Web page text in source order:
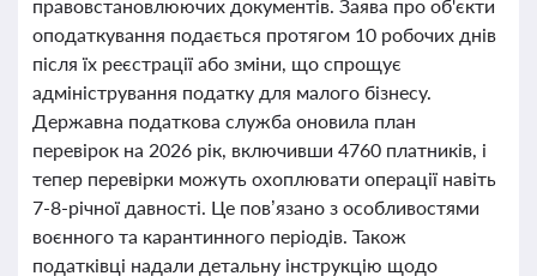
правовстановлюючих документів. Заява про об'єкти
оподаткування подається протягом 10 робочих днів
після їх реєстрації або зміни, що спрощує
адміністрування податку для малого бізнесу.
Державна податкова служба оновила план
перевірок на 2026 рік, включивши 4760 платників, і
тепер перевірки можуть охоплювати операції навіть
7-8-річної давності. Це пов’язано з особливостями
воєнного та карантинного періодів. Також
податківці надали детальну інструкцію щодо